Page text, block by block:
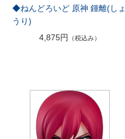
◆ねんどろいど 原神 鍾離(しょ
うり)
4,875円 （税込み）